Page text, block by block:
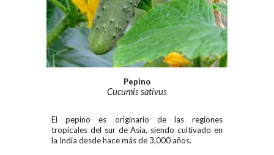
Pepino
Cucumis sativus
El pepino es originario de las regiones
tropicales del sur de Asia, siendo cultivado en
la India desde hace más de 3,000 años.